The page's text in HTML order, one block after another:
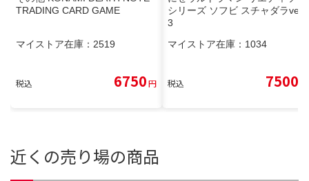
TRADING CARD GAME
マイストア在庫： 2519
税込 6750円
シリーズ ソフビ スチャダラver.
3
マイストア在庫： 1034
税込 7500
近くの売り場の商品